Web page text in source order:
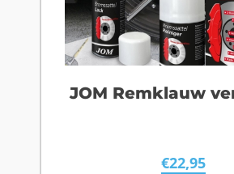
JOM Remklauw
€22,95